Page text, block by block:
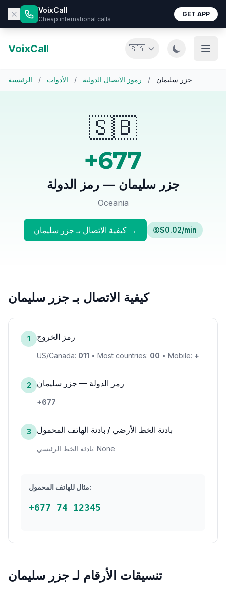
VoixCall
Cheap international calls
GET APP
VoixCall 🇸🇦
الرئيسية / الأدوات / رموز الاتصال الدولية / جزر سليمان
🇸🇧
+677
جزر سليمان — رمز الدولة
Oceania
كيفية الاتصال بـ جزر سليمان → $0.02/min
كيفية الاتصال بـ جزر سليمان
1 رمز الخروج
US/Canada: 011 • Most countries: 00 • Mobile: +
2 رمز الدولة — جزر سليمان
+677
3 بادئة الخط الأرضي / بادئة الهاتف المحمول
بادئة الخط الرئيسي: None
مثال للهاتف المحمول:
+677 74 12345
تنسيقات الأرقام لـ جزر سليمان